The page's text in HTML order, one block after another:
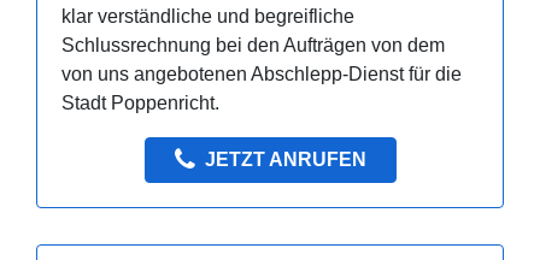
klar verständliche und begreifliche
Schlussrechnung bei den Aufträgen von dem
von uns angebotenen Abschlepp-Dienst für die
Stadt Poppenricht.
JETZT ANRUFEN